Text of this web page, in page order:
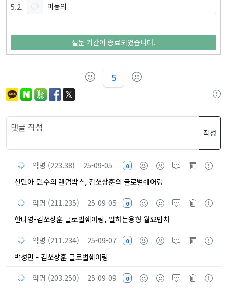
5.2. 미동의
설문 기간이 종료되었습니다.
5
작성
익명 (223.38) 25-09-05 0
신민아-민수의 랜덤박스, 김쏘상훈의 글로벌쉐어링
익명 (211.235)
25-09-05 0
한다영-김쏘상훈 글로벌쉐어링, 일하는용형 월요밥차
익명 (211.234)
25-09-07 0
박성민 - 김쏘상훈 글로벌쉐어링
익명 (203.250)
25-09-09 0